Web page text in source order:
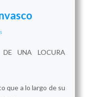
UNA LOCURA
que a lo largo de su